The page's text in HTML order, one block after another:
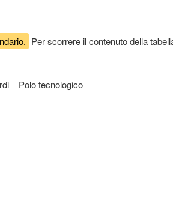
Per scorrere il contenuto della
Polo tecnologico